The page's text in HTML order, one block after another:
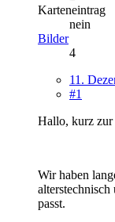
Karteneintrag
nein
Bilder
4
11.
#1
Hallo, kurz zur
Wir haben
passt.